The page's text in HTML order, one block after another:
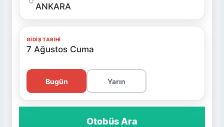
ANKARA
GIDIŞ TARIHI
7 Ağustos Cuma
Bugün Yarın
Otobüs Ara